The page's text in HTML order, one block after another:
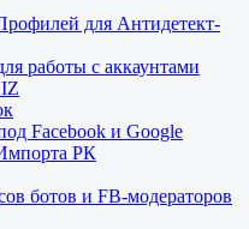
для Антидетект-
работы с аккаунтами
Facebook и Google
РК
ботов и FB-модераторов